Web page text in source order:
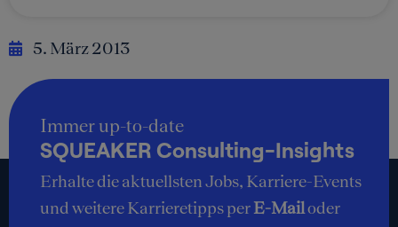
5. März 2013
Immer up-to-date
SQUEAKER Consulting-Insights
Erhalte die aktuellsten Jobs, Karriere-Events
und weitere Karrieretipps perE-Mailoder